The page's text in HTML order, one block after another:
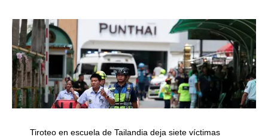
Tiroteo en escuela de Tailandia deja siete víctimas